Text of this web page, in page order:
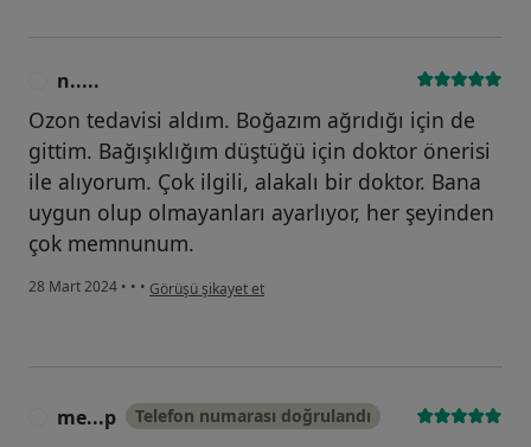
n.....
Ozon tedavisi aldım. Boğazım ağrıdığı için de
gittim. Bağışıklığım düştüğü için doktor önerisi
ile alıyorum. Çok ilgili, alakalı bir doktor. Bana
uygun olup olmayanları ayarlıyor, her şeyinden
çok memnunum.
28 Mart 2024 • • • kullanıcının görüşüne göre n.....
Görüşü şikayet et
me...p Telefon numarası doğrulandı